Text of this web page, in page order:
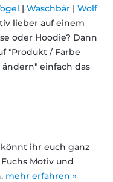
| Waschbär | Wolf
lieber auf einem
oder Hoodie? Dann
"Produkt / Farbe
einfach das
ihr euch ganz
Motiv und
mehr erfahren »